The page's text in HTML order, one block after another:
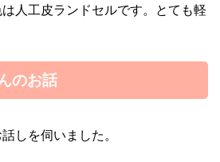
人工皮ランドセルです。とても軽
のお話
しを伺いました。